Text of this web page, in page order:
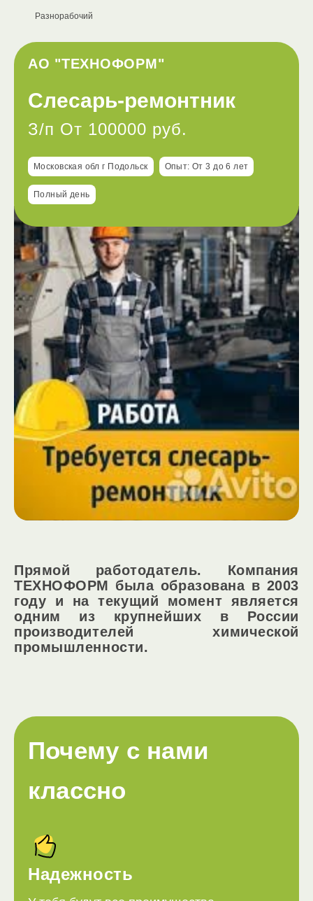
АО "ТЕХНОФОРМ"
Разнорабочий
Слесарь-ремонтник
З/п От 100000 руб.
Московская обл г Подольск Опыт: От 3 до 6 лет
Полный день
Прямой работодатель. Компания
ТЕХНОФОРМ была образована в 2003
году и на текущий момент является
одним из крупнейших в России
производителей химической
промышленности.
Почему с нами
классно
Надежность